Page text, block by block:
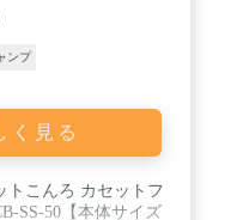
ンプ
く見る
トこんろ カセットフ
SS-50【本体サイズ